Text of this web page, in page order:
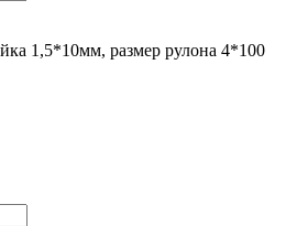
1,5*10мм, размер рулона 4*100